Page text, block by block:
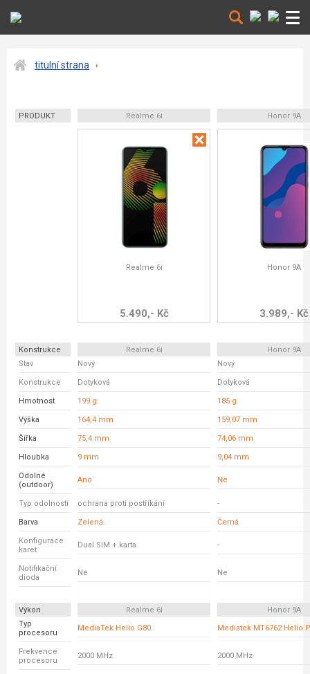
titulní strana
PRODUKT Realme 6i Honor 9A
Realme 6i
5.490,- Kč
Honor 9A
3.989,- Kč
Konstrukce Realme 6i
Honor 9A
Stav
Nový Nový
Konstrukce Dotyková Dotyková
Hmotnost 199 g 185 g
Výška 164,4 mm 159,07 mm
Šířka 75,4 mm 74,06 mm
Hloubka 9 mm 9,04 mm
Odolné
(outdoor)
Ano Ne
Typ odolnosti ochrana proti postříkání -
Barva Zelená Černá
Konfigurace
karet
Dual SIM + karta -
Notifikační
dioda
Ne Ne
Výkon Realme 6i
Honor 9A
Typ
procesoru
MediaTek Helio G80 Mediatek MT6762 Helio
Frekvence
procesoru
2000 MHz 2000 MHz